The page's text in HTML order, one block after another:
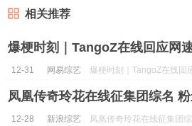
相关推荐
爆梗时刻｜TangoZ在线回应网
12-31 网易综艺
爆梗时刻｜TangoZ在线回
15G...
凤凰传奇玲花在线征集团综名
12-28 新浪综艺
凤凰传奇玲花在线征集团